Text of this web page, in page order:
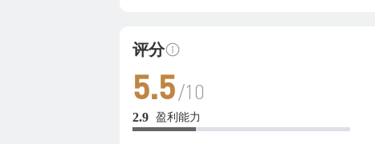
评分
5.5/10
2.9 盈利能力